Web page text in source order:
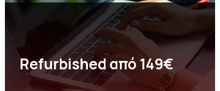
Refurbished από 149€